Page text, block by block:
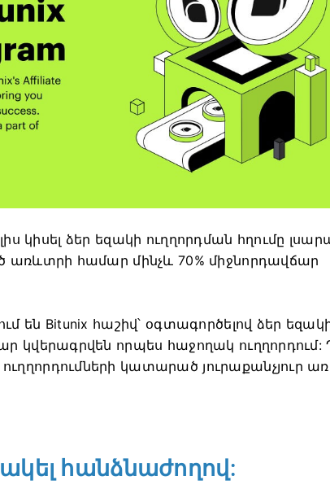
կիսել ձեր եզակի ուղղորդման հղումը
առևտրի համար մինչև 70% միջնորդավճար
են Bitunix հաշիվ՝ օգտագործելով ձեր
կվերագրվեն որպես հաջողակ ուղղորդում:
կատարած յուրաքանչյուր
հանձնաժողով: